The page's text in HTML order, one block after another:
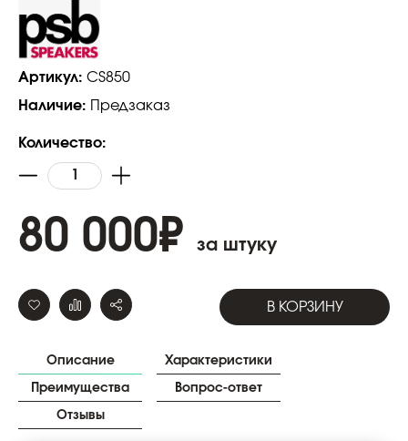
Артикул: CS850
Наличие:
Предзаказ
Количество:
80 000₽ за штуку
В КОРЗИНУ
Описание Характеристики
Преимущества Вопрос-ответ
Отзывы